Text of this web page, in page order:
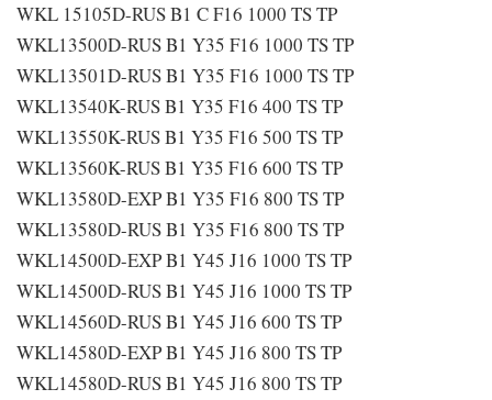
WKL 15105D-RUS B1 C F16 1000 TS TP
WKL13500D-RUS B1 Y35 F16 1000 TS TP
WKL13501D-RUS B1 Y35 F16 1000 TS TP
WKL13540K-RUS B1 Y35 F16 400 TS TP
WKL13550K-RUS B1 Y35 F16 500 TS TP
WKL13560K-RUS B1 Y35 F16 600 TS TP
WKL13580D-EXP B1 Y35 F16 800 TS TP
WKL13580D-RUS B1 Y35 F16 800 TS TP
WKL14500D-EXP B1 Y45 J16 1000 TS TP
WKL14500D-RUS B1 Y45 J16 1000 TS TP
WKL14560D-RUS B1 Y45 J16 600 TS TP
WKL14580D-EXP B1 Y45 J16 800 TS TP
WKL14580D-RUS B1 Y45 J16 800 TS TP